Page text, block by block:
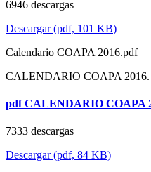
6946 descargas
Descargar(pdf, 101 KB)
Calendario COAPA 2016.pdf
CALENDARIO COAPA 2016.
pdf CALENDARIO COAPA
7333 descargas
Descargar(pdf, 84 KB)